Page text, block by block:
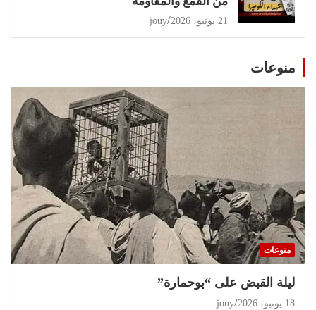
21 يونيو، 2026 jouy
منوعات
منوعات
ليلة القبض على “بوحمارة”
18 يونيو، 2026 jouy